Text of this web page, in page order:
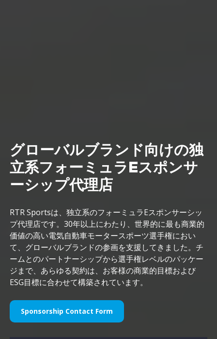
グローバルブランド向けの独
立系フォーミュラEスポンサ
ーシップ代理店
RTR Sportsは、独立系のフォーミュラEスポンサーシッ
プ代理店です。30年以上にわたり、世界的に最も商業的
価値の高い電気自動車モータースポーツ選手権におい
て、グローバルブランドの参画を支援してきました。チ
ームとのパートナーシップから選手権レベルのパッケー
ジまで、あらゆる契約は、お客様の商業的目標および
ESG目標に合わせて構築されています。
Sponsorship Contact Form